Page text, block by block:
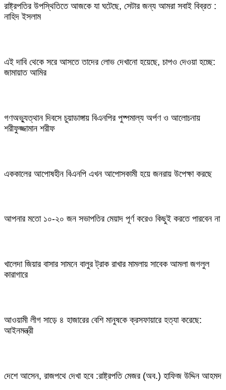
রাষ্ট্রপতির উপস্থিতিতে আজকে যা ঘটেছে, সেটার জন্য আমরা সবাই বিব্রত :
নাহিদ ইসলাম
এই দাবি থেকে সরে আসতে তাদের লোভ দেখানো হয়েছে, চাপও দেওয়া হচ্ছে:
জামায়াত আমির
গণঅভ্যুত্থান দিবসে চুয়াডাঙ্গায় বিএনপির পুষ্পমাল্য অর্পণ ও আলোচনায়
শরীফুজ্জামান শরীফ
এককালের আপোষহীন বিএনপি এখন আপোসকামী হয়ে জনরায় উপেক্ষা করছে
আপনার মতো ১০-২০ জন সভাপতির মেয়াদ পূর্ণ করেও কিছুই করতে পারবেন না
খালেদা জিয়ার বাসার সামনে বালুর ট্রাক রাখার মামলায় সাবেক আমলা জগলুল
কারাগারে
আওয়ামী লীগ সাড়ে ৪ হাজারের বেশি মানুষকে ক্রসফায়ারে হত্যা করেছে:
আইনমন্ত্রী
দেশে আসেন, রাজপথে দেখা হবে :রাষ্ট্রপতি মেজর (অব.) হাফিজ উদ্দিন আহমদ